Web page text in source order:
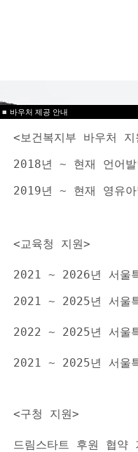
■ 바우처 제공 안내
<보건복지부 바우처 지
2018년 ~ 현재 언어발
2019년 ~ 현재 영유아
<교육청 지원>
2021 ~ 2026년 서울
2021 ~ 2025년 서울
2022 ~ 2025년 서울특
2021 ~ 2025년 서울
<구청 지원>
드림스타트 후원 협약